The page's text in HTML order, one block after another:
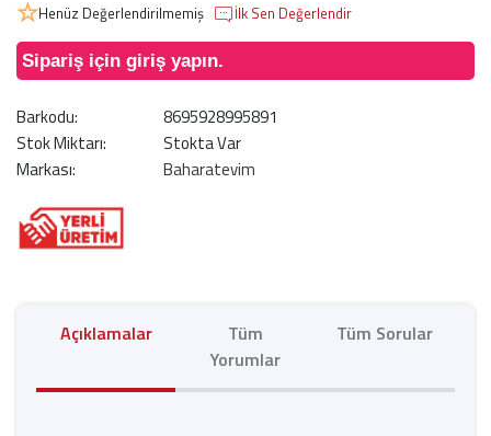
Henüz Değerlendirilmemiş İlk Sen Değerlendir
Sipariş için giriş yapın.
Barkodu:
8695928995891
Stok Miktarı:
Stokta Var
Markası:
Baharatevim
Açıklamalar
Tüm
Yorumlar
Tüm Sorular